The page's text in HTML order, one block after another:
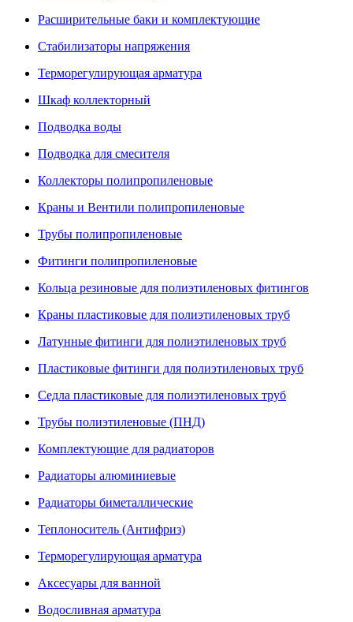
Расширительные баки и комплектующие
Стабилизаторы напряжения
Терморегулирующая арматура
Шкаф коллекторный
Подводка воды
Подводка для смесителя
Коллекторы полипропиленовые
Краны и Вентили полипропиленовые
Трубы полипропиленовые
Фитинги полипропиленовые
Кольца резиновые для полиэтиленовых фитингов
Краны пластиковые для полиэтиленовых труб
Латунные фитинги для полиэтиленовых труб
Пластиковые фитинги для полиэтиленовых труб
Седла пластиковые для полиэтиленовых труб
Трубы полиэтиленовые (ПНД)
Комплектующие для радиаторов
Радиаторы алюминиевые
Радиаторы биметаллические
Теплоноситель (Антифриз)
Терморегулирующая арматура
Аксесуары для ванной
Водосливная арматура